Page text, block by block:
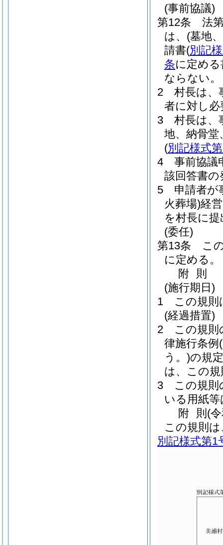
(事前協議)
第12条
法
は、 (墓地
請書(別記
条に定め
ならない。
2
村長は、
者に対し
3
村長は、
地、納骨堂
(別記様式
4
事前協議
該回答書
5
申請者が
火葬場)経営
を村長に
(委任)
第13条
こ
に定める。
附 則
(施行期日)
1
この規則
(経過措置)
2
この規則
律施行条例
う。)の規
は、この
3
この規則
いる用紙
附 則 (
この規則
別記様式第1